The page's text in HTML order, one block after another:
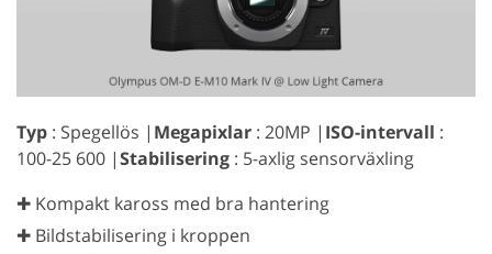
Typ : Spegellös | Megapixlar : 20MP | ISO-intervall :
100-25 600 |Stabilisering : 5-axlig sensorväxling
✚ Kompakt kaross med bra hantering
✚ Bildstabilisering i kroppen